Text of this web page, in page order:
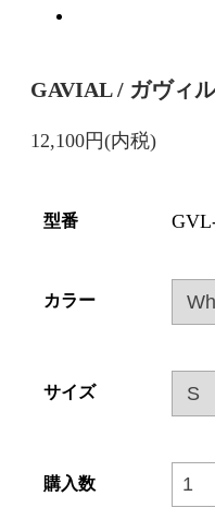
GAVIAL / ガヴィ
12,100円(内税)
型番
カラー
サイズ
購入数